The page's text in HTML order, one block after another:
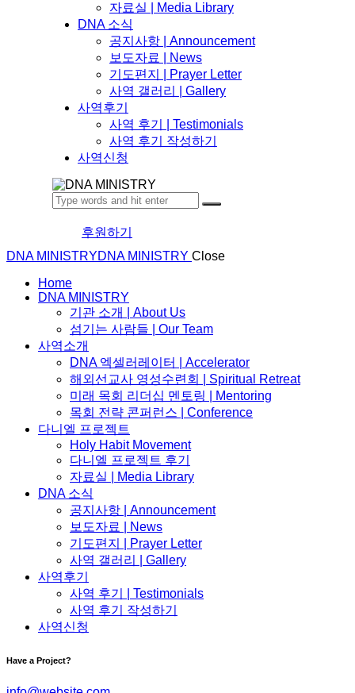
자료실 | Media Library
DNA 소식
공지사항 | Announcement
보도자료 | News
기도편지 | Prayer Letter
사역 갤러리 | Gallery
사역후기
사역 후기 | Testimonials
사역 후기 작성하기
사역신청
후원하기
DNA MINISTRYDNA MINISTRY Close
Home
DNA MINISTRY
기관 소개 | About Us
섬기는 사람들 | Our Team
사역소개
DNA 엑셀러레이터​ | Accelerator
해외선교사 영성수련회 | Spiritual Retreat
미래 목회 리더십 멘토링 | Mentoring
목회 전략 콘퍼런스 | Conference
다니엘 프로젝트
Holy Habit Movement
다니엘 프로젝트 후기
자료실 | Media Library
DNA 소식
공지사항 | Announcement
보도자료 | News
기도편지 | Prayer Letter
사역 갤러리 | Gallery
사역후기
사역 후기 | Testimonials
사역 후기 작성하기
사역신청
Have a Project?